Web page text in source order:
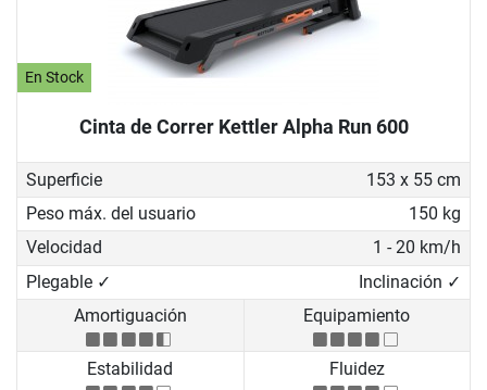
En Stock
Cinta de Correr Kettler Alpha Run 600
Superficie
153 x 55 cm
Peso máx. del usuario
150 kg
Velocidad
1 - 20 km/h
Plegable ✓
Inclinación ✓
Amortiguación
Equipamiento
Estabilidad Fluidez